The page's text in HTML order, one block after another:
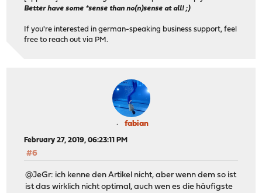
Better have some *sense than no(n)sense at all! ;)
If you're interested in german-speaking business support, feel
free to reach out via PM.
fabian
February 27, 2019, 06:23:11 PM
#6
@JeGr: ich kenne den Artikel nicht, aber wenn dem so ist
ist das wirklich nicht optimal, auch wen es die häufigste